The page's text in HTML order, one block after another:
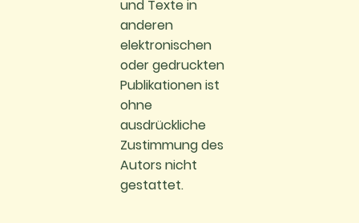
und Texte in
anderen
elektronischen
oder gedruckten
Publikationen ist
ohne
ausdrückliche
Zustimmung des
Autors nicht
gestattet.